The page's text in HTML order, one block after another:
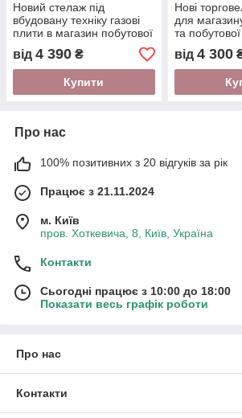
Новий стелаж під
вбудовану техніку газові
плити в магазин побутової
техніки. Торгове
обладнання
від 4 390 ₴
Купити
Нові
для
та побутової
Торгове
магазину
від 4 300
Про нас
100% позитивних з 20 відгуків за рік
Працює з 21.11.2024
м. Київ
пров. Хоткевича, 8, Київ, Україна
Контакти
Сьогодні працює з 10:00 до 18:00
Показати весь графік роботи
Про нас
Контакти